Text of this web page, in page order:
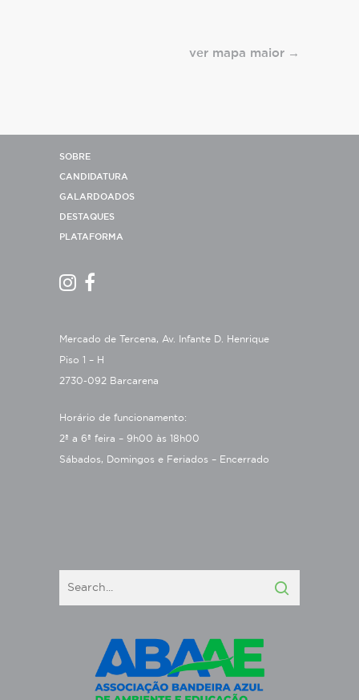
ver mapa maior
SOBRE
CANDIDATURA
GALARDOADOS
DESTAQUES
PLATAFORMA
Mercado de Tercena, Av. Infante D. Henrique
Piso 1 – H
2730-092 Barcarena
Horário de funcionamento:
2ª a 6ª feira – 9h00 às 18h00
Sábados, Domingos e Feriados – Encerrado